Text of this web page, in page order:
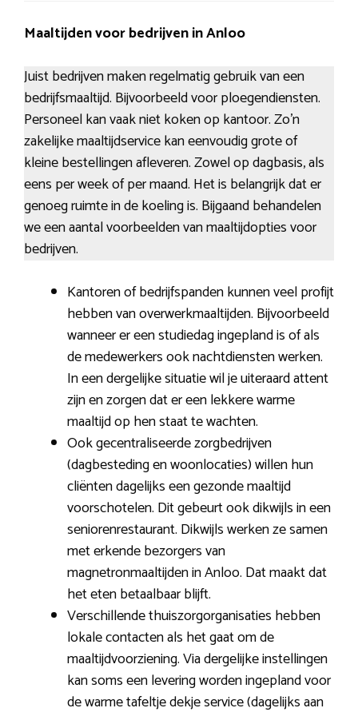
Maaltijden voor bedrijven in Anloo
Juist bedrijven maken regelmatig gebruik van een
bedrijfsmaaltijd. Bijvoorbeeld voor ploegendiensten.
Personeel kan vaak niet koken op kantoor. Zo’n
zakelijke maaltijdservice kan eenvoudig grote of
kleine bestellingen afleveren. Zowel op dagbasis, als
eens per week of per maand. Het is belangrijk dat er
genoeg ruimte in de koeling is. Bijgaand behandelen
we een aantal voorbeelden van maaltijdopties voor
bedrijven.
Kantoren of bedrijfspanden kunnen veel profijt
hebben van overwerkmaaltijden. Bijvoorbeeld
wanneer er een studiedag ingepland is of als
de medewerkers ook nachtdiensten werken.
In een dergelijke situatie wil je uiteraard attent
zijn en zorgen dat er een lekkere warme
maaltijd op hen staat te wachten.
Ook gecentraliseerde zorgbedrijven
(dagbesteding en woonlocaties) willen hun
cliënten dagelijks een gezonde maaltijd
voorschotelen. Dit gebeurt ook dikwijls in een
seniorenrestaurant. Dikwijls werken ze samen
met erkende bezorgers van
magnetronmaaltijden in Anloo. Dat maakt dat
het eten betaalbaar blijft.
Verschillende thuiszorgorganisaties hebben
lokale contacten als het gaat om de
maaltijdvoorziening. Via dergelijke instellingen
kan soms een levering worden ingepland voor
de warme tafeltje dekje service (dagelijks aan